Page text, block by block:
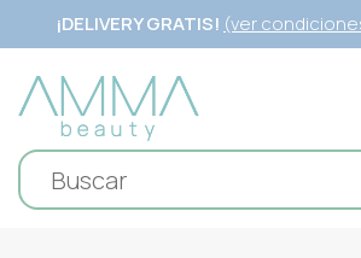
¡DELIVERY GRATIS! (ver